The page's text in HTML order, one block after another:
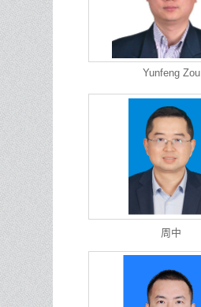
Yunfeng Zou
周中